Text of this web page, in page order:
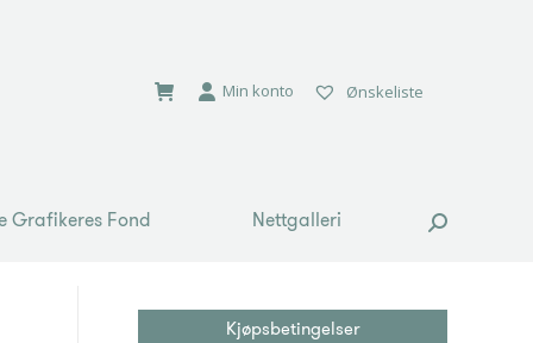
Min konto Ønskeliste
Grafikeres Fond Nettgalleri Search:
Kjøpsbetingelser